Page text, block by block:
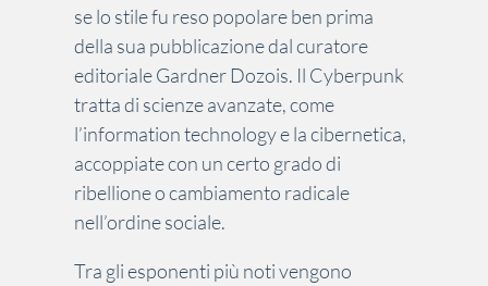
se lo stile fu reso popolare ben prima
della sua pubblicazione dal curatore
editoriale Gardner Dozois. Il Cyberpunk
tratta di scienze avanzate, come
l’information technology e la cibernetica,
accoppiate con un certo grado di
ribellione o cambiamento radicale
nell’ordine sociale.
Tra gli esponenti più noti vengono